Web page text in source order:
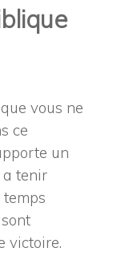
vous ne
ce
un
a tenir
victoire.